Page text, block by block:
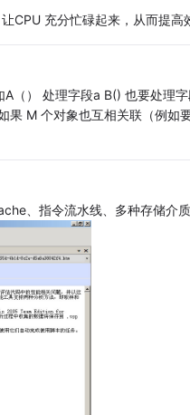
CPU 充分忙碌起来，从而提高
（） 处理字段a B() 也要处理
果 M 个对象也互相关联（例如
、指令流水线、多种存储介